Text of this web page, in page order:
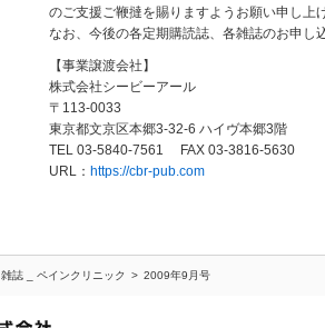
のご支援ご鞭撻を賜りますようお願い申し上
なお、今後の各定期購読誌、各雑誌のお申し
【事業譲渡会社】
株式会社シービーアール
〒113-0033
東京都文京区本郷3-32-6 ハイヴ本郷3階
TEL 03-5840-7561 FAX 03-3816-5630
URL： https://cbr-pub.com
雑誌 _ ペインクリニック > 2009年9月号